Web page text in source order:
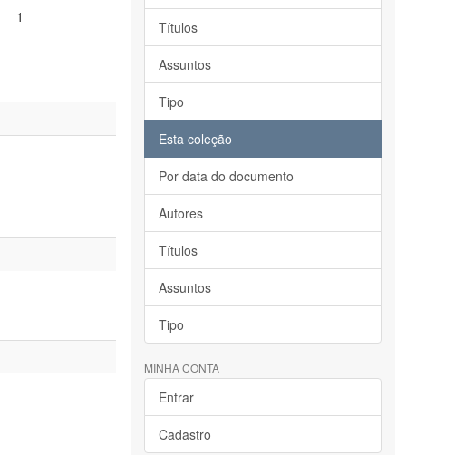
1
Títulos
Assuntos
Tipo
Esta coleção
Por data do documento
Autores
Títulos
Assuntos
Tipo
MINHA CONTA
Entrar
Cadastro